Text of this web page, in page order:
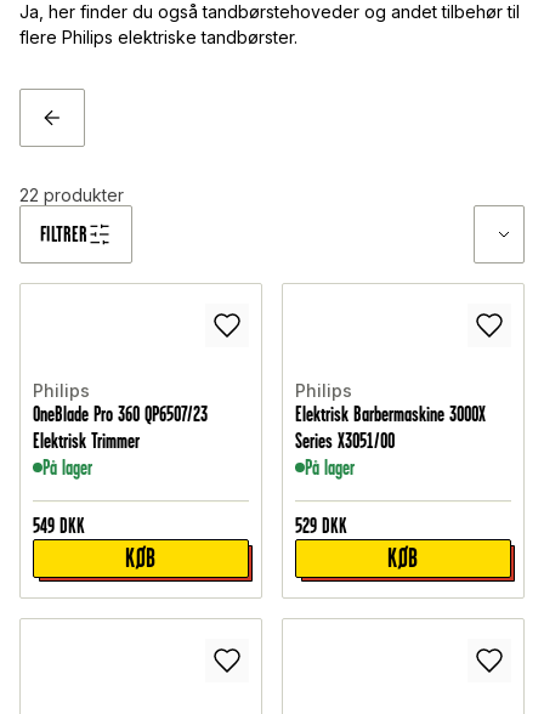
Ja, her finder du også tandbørstehoveder og andet tilbehør til
flere Philips elektriske tandbørster.
TILBAGE
FILTRER
22 produkter
Philips
OneBlade Pro 360 QP6507/23
Elektrisk Trimmer
På lager
549 DKK
KØB
Philips
Elektrisk Barbermaskine 3000X
Series X3051/00
På lager
529 DKK
KØB